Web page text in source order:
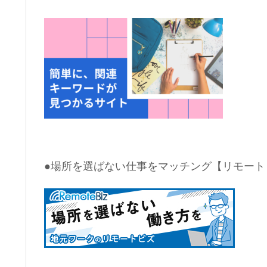
●場所を選ばない仕事をマッチング【リモー